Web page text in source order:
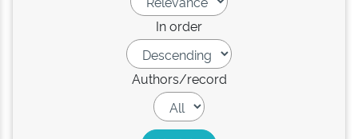
In order
Authors/record